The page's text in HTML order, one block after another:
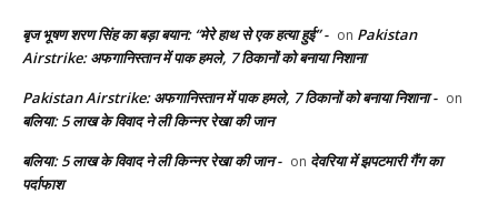
बृज भूषण शरण सिंह का बड़ा बयान: “मेरे हाथ से एक हत्या हुई” - on Pakistan
Airstrike: अफगानिस्तान में पाक हमले, 7 ठिकानों को बनाया निशाना
Pakistan Airstrike: अफगानिस्तान में पाक हमले, 7 ठिकानों को बनाया निशाना - on
बलिया: 5 लाख के विवाद ने ली किन्नर रेखा की जान
बलिया: 5 लाख के विवाद ने ली किन्नर रेखा की जान - on देवरिया में झपटमारी गैंग का
पर्दाफाश